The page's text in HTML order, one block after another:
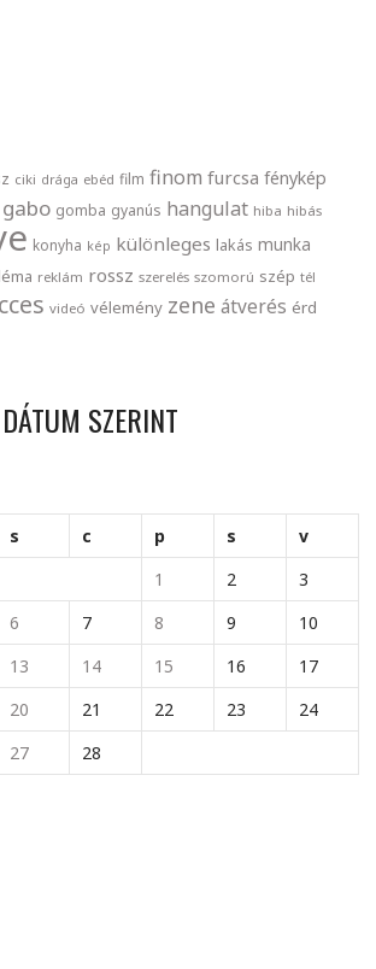
ciki drága ebéd film finom furcsa fénykép
gabo gomba gyanús hangulat hiba hibás
konyha kép különleges lakás munka
reklám rossz szerelés szomorú szép tél
videó vélemény zene átverés érd
SZERINT
s c p s
v
1
2
3
6 7 8 9
10
13 14 15 16
17
20 21 22 23
24
27 28